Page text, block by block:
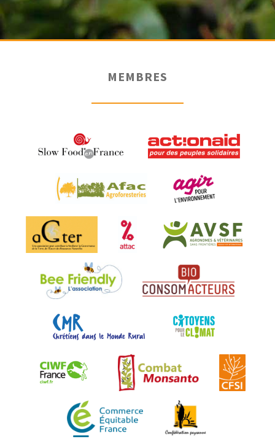
MEMBRES